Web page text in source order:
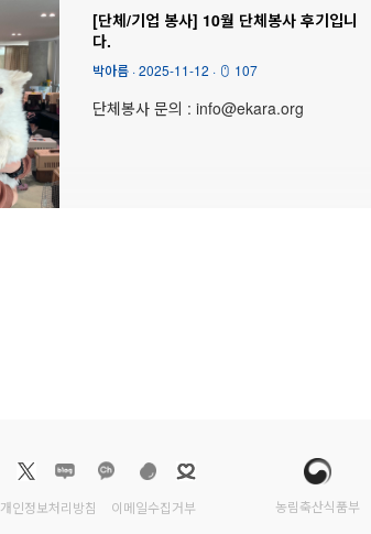
[단체/기업 봉사] 10월 단체봉사 후기입니
다.
박아름 ·2025-11-12 · 107
단체봉사 문의 : info@ekara.org
개인정보처리방침 이메일수집거부 농림축산식품부